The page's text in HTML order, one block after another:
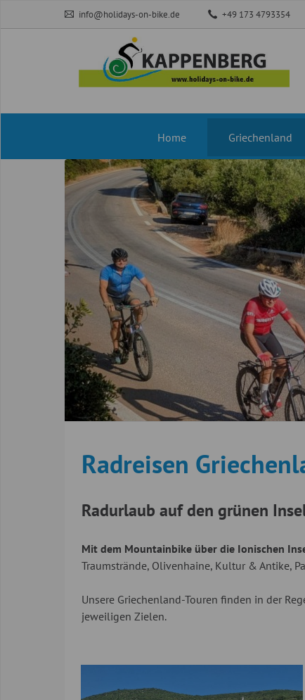
info@holidays-on-bike.de +49 173 4793354
Home Griechenland
Radreisen
Radurlaub auf den grünen
Mit dem Mountainbike über die Ionischen
Traumstrände, Olivenhaine, Kultur & Antike,
Unsere Griechenland-Touren finden in der
jeweiligen Zielen.